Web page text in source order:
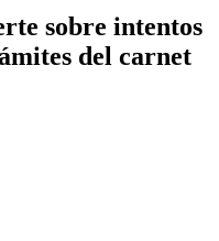
sobre intentos
del carnet